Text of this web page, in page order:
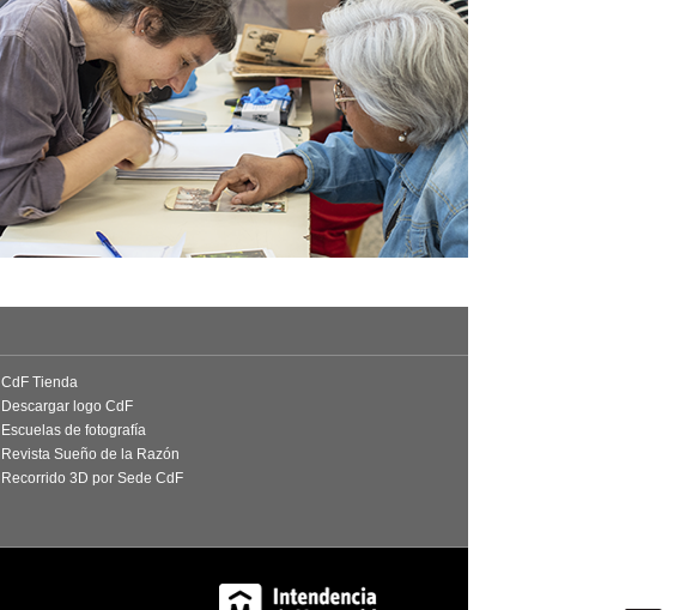
CdF Tienda
Descargar logo CdF
Escuelas de fotografía
Revista Sueño de la Razón
Recorrido 3D por Sede CdF